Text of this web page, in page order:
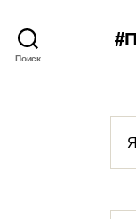
Поиск